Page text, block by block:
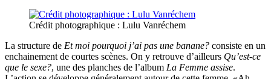
Crédit photographique : Lulu Vanréchem
La structure de Et moi pourquoi j’ai pas une banane? consiste en un
enchainement de courtes scènes. On y retrouve d’ailleurs Qu’est-ce
que le sexe?, une des planches de l’album La Femme assise.